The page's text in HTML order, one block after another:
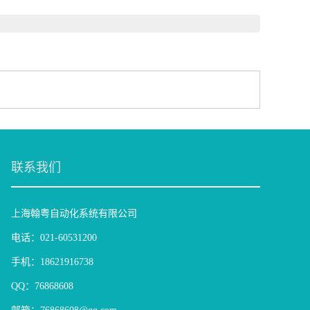
联系我们
上海翰粤自动化系统有限公司
电话：021-60531200
手机：18621916738
QQ：76868608